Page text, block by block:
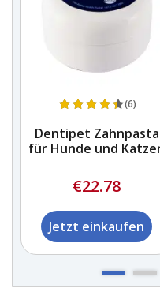
(6)
Dentipet Zahnpasta
für Hunde und
€22.78
Jetzt einkaufen